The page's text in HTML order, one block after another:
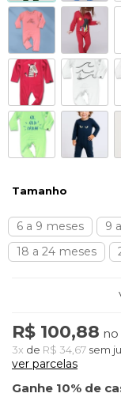
Tamanho
6 a 9 meses 9
18 a 24 meses
R$ 100,88 no
3x de R$ 34,67 sem
ver parcelas
Ganhe 10% de